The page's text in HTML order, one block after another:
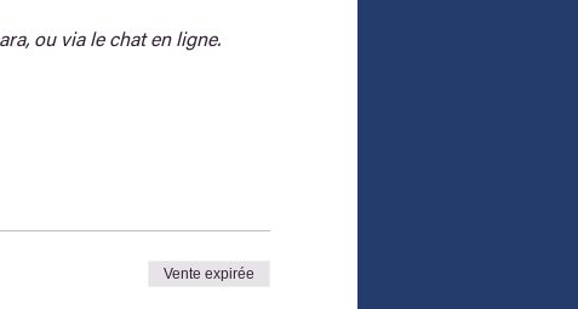
ou via le chat en ligne.
Vente expirée